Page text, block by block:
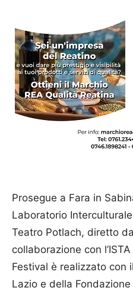
Prosegue a Fara in
Laboratorio
Teatro Potlach, diretto
collaborazione con
Festival è realizzato con
Lazio e della